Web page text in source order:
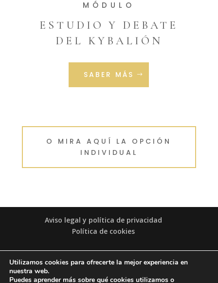
MÓDULO
ESTUDIO Y DEBATE
DEL KYBALIÓN
SABER MÁS
O MIRA AQUÍ LA OPCIÓN
INDIVIDUAL
Aviso legal y política de privacidad
Política de cookies
DERECHOS RESERVADOS | CONTACTO: WHATSAPP:
+49 1515 5536857, EMAIL:
Utilizamos cookies para ofrecerte la mejor experiencia en
nuestra web.
Puedes aprender más sobre qué cookies utilizamos o